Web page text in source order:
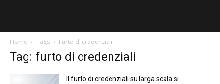
Home Tags Furto di credenziali
Tag: furto di credenziali
Il furto di credenziali su larga scala si